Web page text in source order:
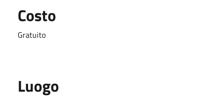
Costo
Gratuito
Luogo